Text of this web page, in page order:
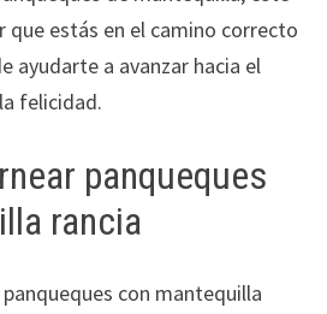
que estás en el camino correcto
ayudarte a avanzar hacia el
felicidad.
panqueques
rancia
con mantequilla